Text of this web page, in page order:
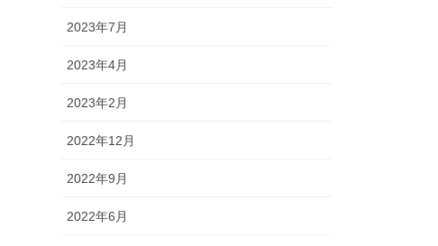
2023年7月
2023年4月
2023年2月
2022年12月
2022年9月
2022年6月